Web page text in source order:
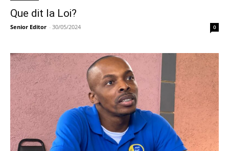
Que dit la Loi?
Senior Editor - 30/05/2024 0